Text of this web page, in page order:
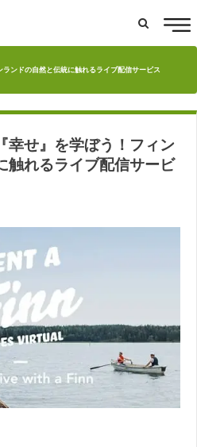
ンドの自然と伝統に触れるライブ配信サービス
幸せ』を学ぼう！フィン
触れるライブ配信サービ